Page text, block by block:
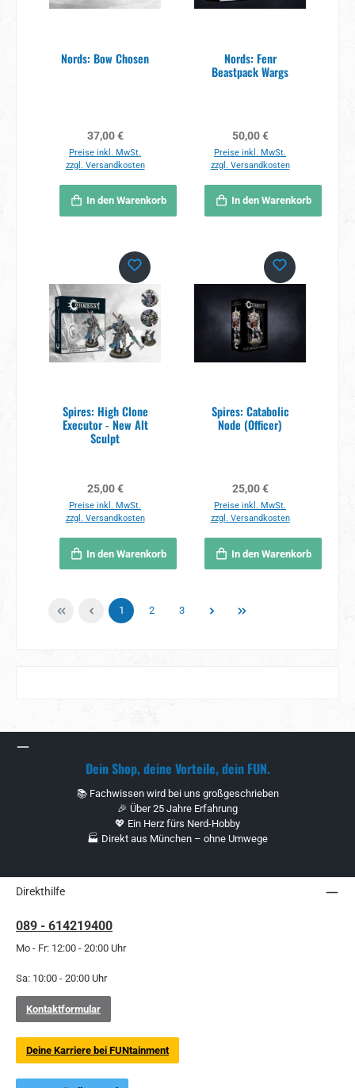
Nords: Bow Chosen
Regulärer Preis:
37,00 €
Preise inkl. MwSt.
zzgl. Versandkosten
In den Warenkorb
Nords: Fenr
Beastpack Wargs
Regulärer Preis:
50,00 €
Preise inkl. MwSt.
zzgl. Versandkosten
In den Warenkorb
Spires: High Clone
Executor - New Alt
Sculpt
Regulärer Preis:
25,00 €
Preise inkl. MwSt.
zzgl. Versandkosten
In den Warenkorb
Spires: Catabolic
Node (Officer)
Regulärer Preis:
25,00 €
Preise inkl. MwSt.
zzgl. Versandkosten
In den Warenkorb
Seite
1 Seite
2 Seite
3
Dein Shop, deine Vorteile, dein FUN.
📚 Fachwissen wird bei uns großgeschrieben
🎉 Über 25 Jahre Erfahrung
💖 Ein Herz fürs Nerd-Hobby
🏭 Direkt aus München – ohne Umwege
Direkthilfe
089 - 614219400
Mo - Fr: 12:00 - 20:00 Uhr
Sa: 10:00 - 20:00 Uhr
Kontaktformular
Deine Karriere bei FUNtainment